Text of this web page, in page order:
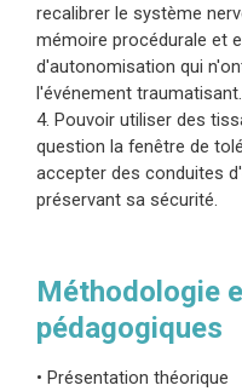
l’agression et
cours des huit
Nous aborderons
d’entrée dans les
en respectant
développement. Cet
utiliser les
thérapie dans le
multimodale du
aussi comment
leurs systèmes
recalibrer le système
mémoire procédurale et
d'autonomisation qui
l'événement traumatisant.
4. Pouvoir utiliser des
question la fenêtre de
accepter des conduites
préservant sa sécurité.
Méthodologie
pédagogiques
• Présentation théorique